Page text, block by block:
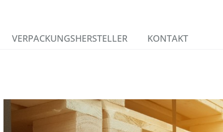
VERPACKUNGSHERSTELLER KONTAKT